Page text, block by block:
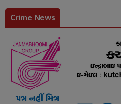
Crime News